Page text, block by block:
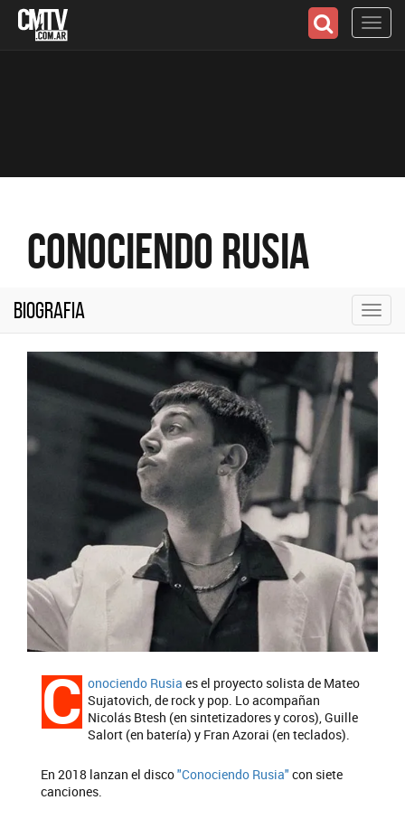
Conociendo Rusia
Biografia
C onociendo Rusia es el proyecto solista de Mateo
Sujatovich, de rock y pop. Lo acompañan
Nicolás Btesh (en sintetizadores y coros), Guille
Salort (en batería) y Fran Azorai (en teclados).
En 2018 lanzan el disco"Conociendo Rusia" con siete
canciones.